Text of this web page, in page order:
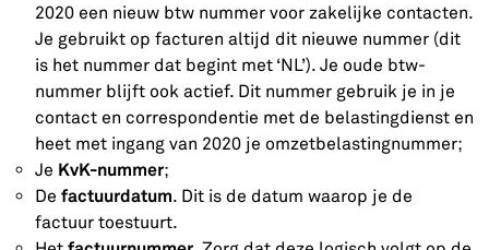
2020 een nieuw btw nummer voor zakelijke contacten.
Je gebruikt op facturen altijd dit nieuwe nummer (dit
is het nummer dat begint met ‘NL’). Je oude btw-
nummer blijft ook actief. Dit nummer gebruik je in je
contact en correspondentie met de belastingdienst en
heet met ingang van 2020 je omzetbelastingnummer;
Je KvK-nummer;
Defactuurdatum. Dit is de datum waarop je de
factuur toestuurt.